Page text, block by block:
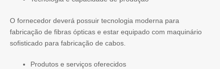
O fornecedor deverá possuir tecnologia moderna para
fabricação de fibras ópticas e estar equipado com maquinário
sofisticado para fabricação de cabos.
Produtos e serviços oferecidos